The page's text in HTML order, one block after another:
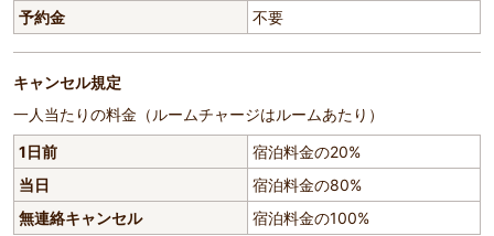
予約金
不要
キャンセル規定
一人当たりの料金（ルームチャージはルームあたり）
1日前
宿泊料金の20%
当日
宿泊料金の80%
無連絡キャンセル
宿泊料金の100%